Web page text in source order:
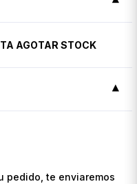
AGOTAR STOCK
pedido, te enviaremos